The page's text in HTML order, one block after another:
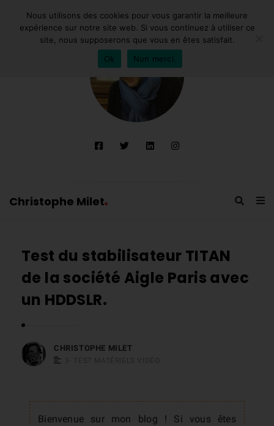
Christophe Milet
Test du stabilisateur TITAN
de la société Aigle Paris avec
un HDDSLR.
CHRISTOPHE MILET
Bienvenue sur mon blog ! Si vous êtes
Nous utilisons des cookies pour vous garantir la meilleure
expérience sur notre site web. Si vous continuez à utiliser ce
site, nous supposerons que vous en êtes satisfait.
Ok
Non merci.